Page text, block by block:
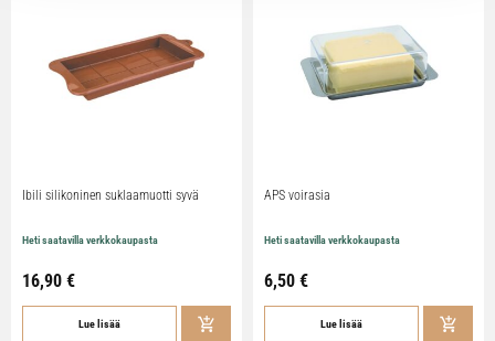
Ibili silikoninen suklaamuotti syvä
Heti saatavilla verkkokaupasta
16,90 €
Lue lisää
APS voirasia
Heti saatavilla verkkokaupasta
6,50 €
Lue lisää